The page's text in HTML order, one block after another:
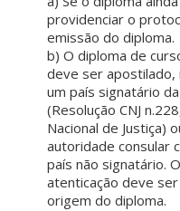
providenciar o
emissão do diploma.
b) O diploma de
deve ser apostilado,
um país signatário
(Resolução CNJ
Nacional de Justiça)
autoridade consular
país não signatário.
atenticação deve
origem do diploma.